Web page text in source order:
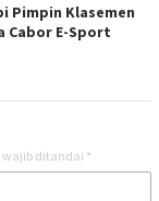
Pimpin Klasemen
Cabor E-Sport
wajib ditandai *